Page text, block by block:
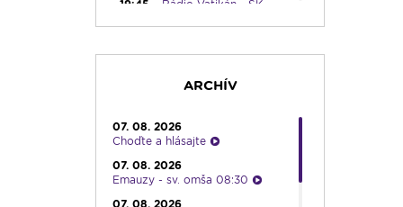
19:45
Rádio Vatikán - SK
20:00 Rozprávka na dobrú
Jazzový klub s Robom
21:10
Spoznávame Bibliu
Martinovi
+ repríza zamyslenia zo
ARCHÍV
07. 08. 2026
Choďte a hlásajte
07. 08. 2026
Emauzy - sv. omša 08:30
07. 08. 2026